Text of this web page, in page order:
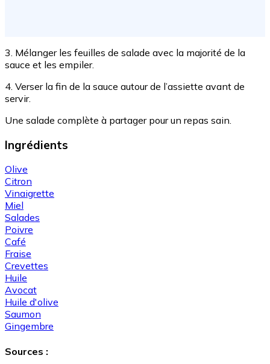
3. Mélanger les feuilles de salade avec la majorité de la
sauce et les empiler.
4. Verser la fin de la sauce autour de l’assiette avant de
servir.
Une salade complète à partager pour un repas sain.
Ingrédients
Olive
Citron
Vinaigrette
Miel
Salades
Poivre
Café
Fraise
Crevettes
Huile
Avocat
Huile d'olive
Saumon
Gingembre
Sources :